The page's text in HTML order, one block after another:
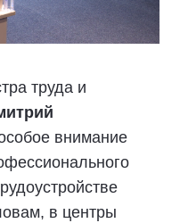
труда и
внимание
в центры